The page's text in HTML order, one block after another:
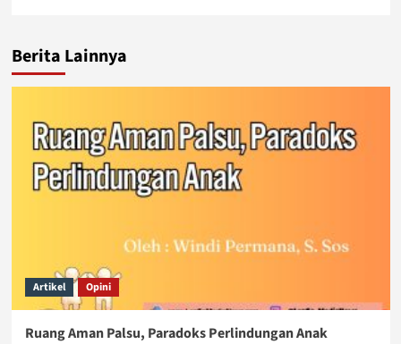
Berita Lainnya
Artikel Opini
Ruang Aman Palsu, Paradoks Perlindungan Anak